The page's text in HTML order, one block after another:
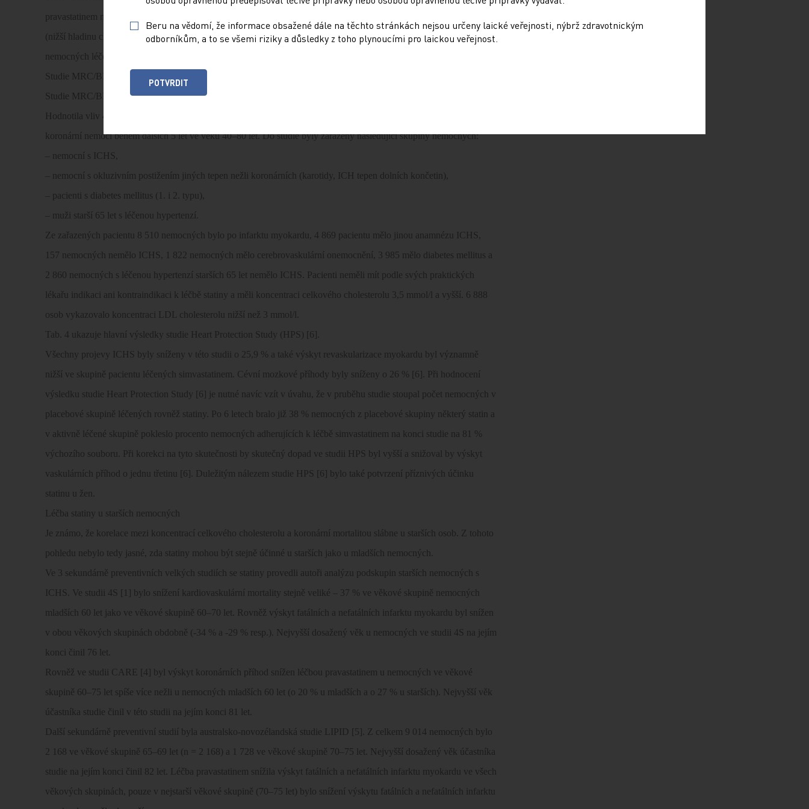
pravastatinem nevýznamné; vysvětlením je skutečnost, že nemocní ve studii CARE [4] měli výrazně nižší stupeň rizika
(nižší hladinu cholesterolu a LDL cholesterolu, vysoký počet revaskularizovaných nemocných a vyšší počet
nemocných léčených kyselinou acetylsalicylovou).
Studie MRC/BHF – Heart Protection Study [6]
Studie MRC/BHF (Heart Protection Study) [6] byla britskou randomizovanou, placebem kontrolovanou megastudií.
Hodnotila vliv 40 mg simvastatinu u 20 536 osob ve věku 40–80 let. Studie zahrnovala nemocné s vysokým rizikem
koronární nemoci během dalších 5 let ve věku 40–80 let. Do studie byly zařazeny následující skupiny nemocných:
– nemocní s ICHS,
– nemocní s okluzivním postižením jiných tepen nežli koronárních (karotidy, ICH tepen dolních končetin),
– pacienti s diabetes mellitus (1. i 2. typu),
– muži starší 65 let s léčenou hypertenzí.
Ze zařazených pacientu 8 510 nemocných bylo po infarktu myokardu, 4 869 pacientu mělo jinou anamnézu ICHS,
157 nemocných nemělo ICHS, 1 822 nemocných mělo cerebrovaskulární onemocnění, 3 985 mělo diabetes mellitus a
2 860 nemocných s léčenou hypertenzí starších 65 let nemělo ICHS. Pacienti neměli mít podle svých praktických
lékařu indikaci ani kontraindikaci k léčbě statiny a měli koncentraci celkového cholesterolu 3,5 mmol/l a vyšší. 6 888
osob vykazovalo koncentraci LDL cholesterolu nižší než 3 mmol/l.
Tab. 4 ukazuje hlavní výsledky studie Heart Protection Study (HPS) [6].
Všechny projevy ICHS byly sníženy v této studii o 25,9 % a také výskyt revaskularizace myokardu byl významně
nižší ve skupině pacientu léčených simvastatinem. Cévní mozkové příhody byly sníženy o 26 % [6]. Při hodnocení
výsledku studie Heart Protection Study [6] je nutné navíc vzít v úvahu, že v pruběhu studie stoupal počet nemocných v
placebové skupině léčených rovněž statiny. Po 6 letech bralo již 38 % nemocných z placebové skupiny některý statin a
v aktivně léčené skupině pokleslo procento nemocných adherujících k léčbě simvastatinem na konci studie na 81 %
výchozího souboru. Při korekci na tyto skutečnosti by skutečný dopad ve studii HPS byl vyšší a snižoval by výskyt
vaskulárních příhod o jednu třetinu [6]. Duležitým nálezem studie HPS [6] bylo také potvrzení příznivých účinku
statinu u žen.
Léčba statiny u starších nemocných
Je známo, že korelace mezi koncentrací celkového cholesterolu a koronární mortalitou slábne u starších osob. Z tohoto
pohledu nebylo tedy jasné, zda statiny mohou být stejně účinné u starších jako u mladších nemocných.
Ve 3 sekundárně preventivních velkých studiích se statiny provedli autoři analýzu podskupin starších nemocných s
ICHS. Ve studii 4S [1] bylo snížení kardiovaskulární mortality stejně veliké – 37 % ve věkové skupině nemocných
mladších 60 let jako ve věkové skupině 60–70 let. Rovněž výskyt fatálních a nefatálních infarktu myokardu byl snížen
v obou věkových skupinách obdobně (-34 % a -29 % resp.). Nejvyšší dosažený věk u nemocných ve studii 4S na jejím
konci činil 76 let.
Rovněž ve studii CARE [4] byl výskyt koronárních příhod snížen léčbou pravastatinem u nemocných ve věkové
skupině 60–75 let spíše více nežli u nemocných mladších 60 let (o 20 % u mladších a o 27 % u starších). Nejvyšší věk
účastníka studie činil v této studii na jejím konci 81 let.
Další sekundárně preventivní studií byla australsko-novozélandská studie LIPID [5]. Z celkem 9 014 nemocných bylo
2 168 ve věkové skupině 65–69 let (n = 2 168) a 1 728 ve věkové skupině 70–75 let. Nejvyšší dosažený věk účastníka
studie na jejím konci činil 82 let. Léčba pravastatinem snížila výskyt fatálních a nefatálních infarktu myokardu ve všech
věkových skupinách, pouze v nejstarší věkové skupině (70–75 let) bylo snížení výskytu fatálních a nefatálních infarktu
Beru na vědomí, že informace obsažené dále na těchto stránkách nejsou určeny laické veřejnosti, nýbrž zdravotnickým
odborníkům, a to se všemi riziky a důsledky z toho plynoucími pro laickou veřejnost.
POTVRDIT